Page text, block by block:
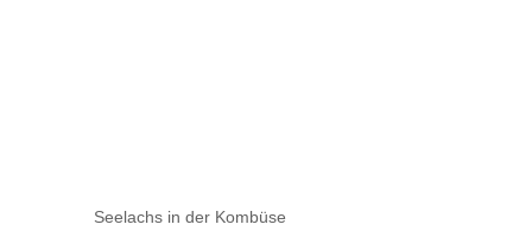
Seelachs in der Kombüse